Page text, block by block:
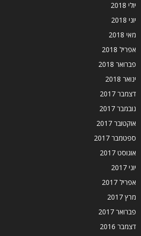
יולי 2018
יוני 2018
מאי 2018
אפריל 2018
פברואר 2018
ינואר 2018
דצמבר 2017
נובמבר 2017
אוקטובר 2017
ספטמבר 2017
אוגוסט 2017
יוני 2017
אפריל 2017
מרץ 2017
פברואר 2017
דצמבר 2016